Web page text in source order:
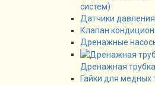
систем)
Датчики давления
Клапан
Дренажные
Дренажная
Гайки для медных